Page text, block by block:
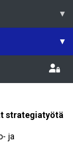
▾
▾
strategiatyötä
ja